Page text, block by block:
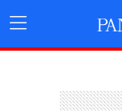
Menu
Principal